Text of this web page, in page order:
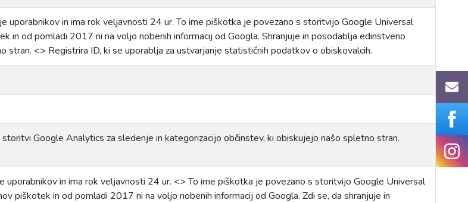
uporabnikov in ima rok veljavnosti 24 ur. To ime piškotka je povezano s storitvijo Google Universal
in od pomladi 2017 ni na voljo nobenih informacij od Googla. Shranjuje in posodablja edinstveno
stran. <> Registrira ID, ki se uporablja za ustvarjanje statističnih podatkov o obiskovalcih.
Google Analytics za sledenje in kategorizacijo občinstev, ki obiskujejo našo spletno stran.
uporabnikov in ima rok veljavnosti 24 ur. <> To ime piškotka je povezano s storitvijo Google Universal
piškotek in od pomladi 2017 ni na voljo nobenih informacij od Googla. Zdi se, da shranjuje in